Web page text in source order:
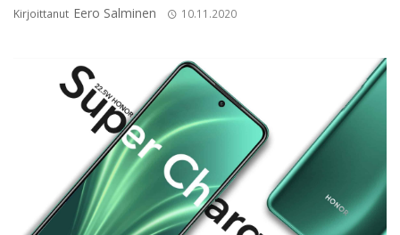
Kirjoittanut Eero Salminen 10.11.2020